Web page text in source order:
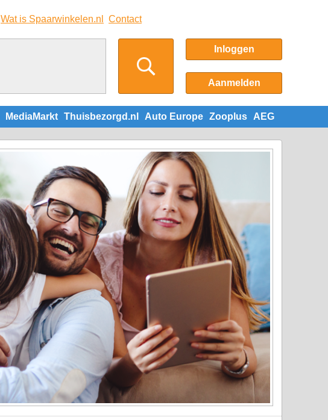
Wat is Spaarwinkelen.nl Contact
Inloggen
Aanmelden
MediaMarkt Thuisbezorgd.nl Auto Europe Zooplus AEG